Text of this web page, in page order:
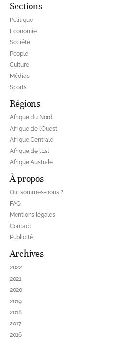
Sections
Politique
Economie
Société
People
Culture
Médias
Sports
Régions
Afrique du Nord
Afrique de l’Ouest
Afrique Centrale
Afrique de l’Est
Afrique Australe
À propos
Qui sommes-nous ?
FAQ
Mentions légales
Contact
Publicité
Archives
2022
2021
2020
2019
2018
2017
2016